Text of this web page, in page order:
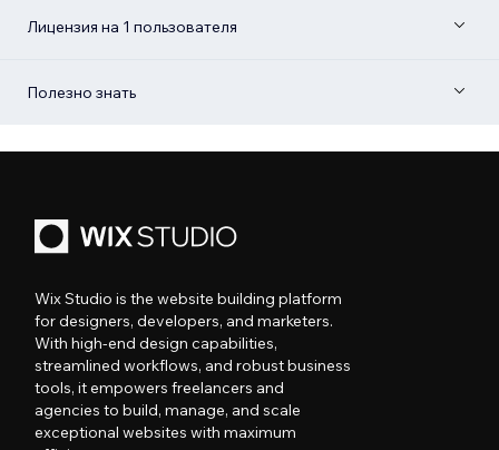
Лицензия на 1 пользователя
Полезно знать
Wix Studio is the website building platform
for designers, developers, and marketers.
With high-end design capabilities,
streamlined workflows, and robust business
tools, it empowers freelancers and
agencies to build, manage, and scale
exceptional websites with maximum